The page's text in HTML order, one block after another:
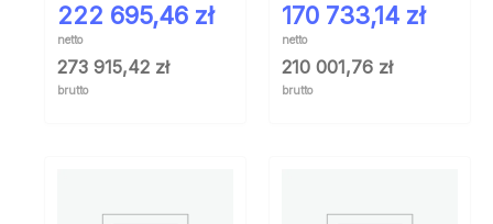
222 695,46 zł
netto
273 915,42 zł
brutto
170 733,14 zł
netto
210 001,76 zł
brutto